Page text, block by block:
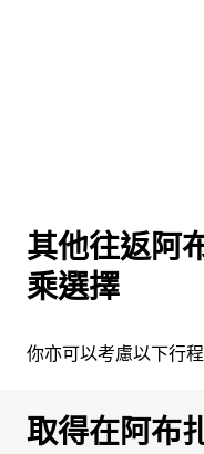
其他往返阿
乘選擇
你亦可以考慮以下行
取得在阿布